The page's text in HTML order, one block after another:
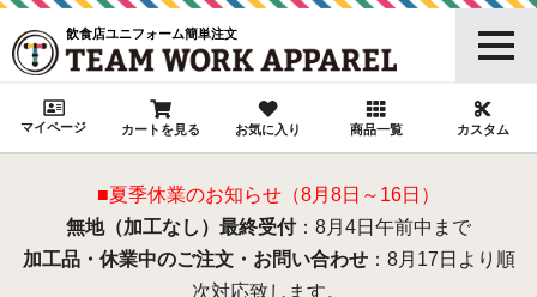
飲食店ユニフォーム簡単注文
マイページ カートを見る お気に入り 商品一覧 カスタム
■夏季休業のお知らせ（8月8日～16日）
無地（加工なし）最終受付：8月4日午前中まで
加工品・休業中のご注文・お問い合わせ：8月17日より順
次対応致します。